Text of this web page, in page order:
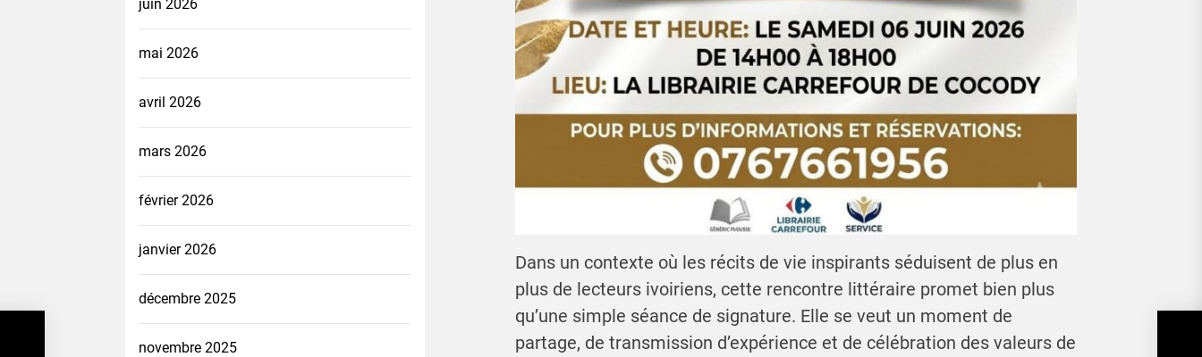
Dans un contexte où les récits de vie inspirants séduisent de plus en
plus de lecteurs ivoiriens, cette rencontre littéraire promet bien plus
qu’une simple séance de signature. Elle se veut un moment de
partage, de transmission d’expérience et de célébration des valeurs de
juin 2026
mai 2026
avril 2026
mars 2026
février 2026
janvier 2026
décembre 2025
novembre 2025